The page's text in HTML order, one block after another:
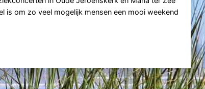
om zo veel mogelijk mensen een mooi weekend